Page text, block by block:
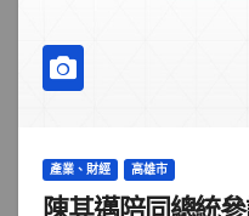
產業、財經 高雄市
陳其邁陪同總統